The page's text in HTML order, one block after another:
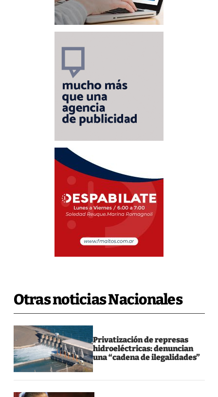
Otras noticias Nacionales
Privatización de represas
hidroeléctricas: denuncian
una “cadena de ilegalidades”